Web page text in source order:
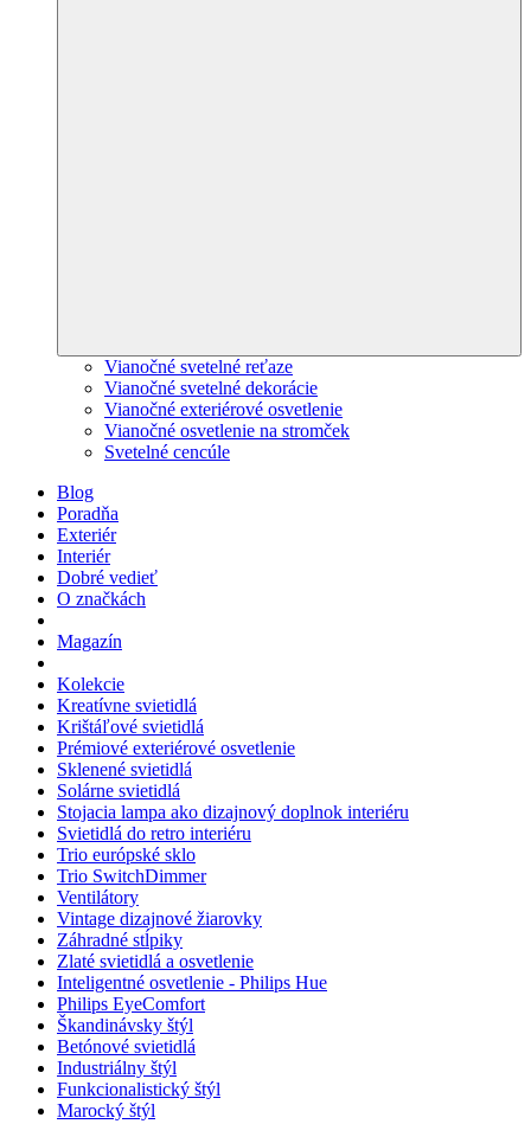
Vianočné svetelné reťaze
Vianočné svetelné dekorácie
Vianočné exteriérové osvetlenie
Vianočné osvetlenie na stromček
Svetelné cencúle
Blog
Poradňa
Exteriér
Interiér
Dobré vedieť
O značkách
Magazín
Kolekcie
Kreatívne svietidlá
Krištáľové svietidlá
Prémiové exteriérové osvetlenie
Sklenené svietidlá
Solárne svietidlá
Stojacia lampa ako dizajnový doplnok interiéru
Svietidlá do retro interiéru
Trio európské sklo
Trio SwitchDimmer
Ventilátory
Vintage dizajnové žiarovky
Záhradné stĺpiky
Zlaté svietidlá a osvetlenie
Inteligentné osvetlenie - Philips Hue
Philips EyeComfort
Škandinávsky štýl
Betónové svietidlá
Industriálny štýl
Funkcionalistický štýl
Marocký štýl